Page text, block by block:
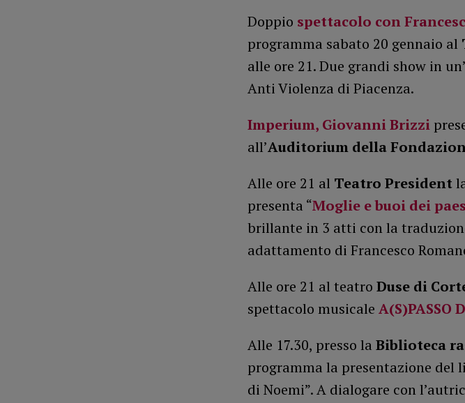
Doppio spettacolo con
programma sabato 20 gennaio al
alle ore 21. Due grandi show in
Anti Violenza di Piacenza.
Imperium, Giovanni Brizzi
all’Auditorium della
Alle ore 21 al Teatro President
presenta “Moglie e buoi dei
brillante in 3 atti con la
adattamento di Francesco
Alle ore 21 al teatro Duse di
spettacolo musicale A(S)PASSO
Alle 17.30, presso la Biblioteca
programma la presentazione del
di Noemi”. A dialogare con